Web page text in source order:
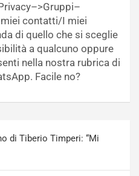
contatti/I miei
di quello che si sceglie
a qualcuno oppure
nella nostra rubrica di
Facile no?
di Tiberio Timperi: “Mi